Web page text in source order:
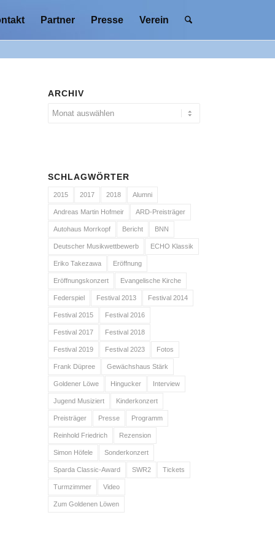
Partner Presse Verein
ARCHIV
SCHLAGWÖRTER
2015 2017 2018 Alumni
Andreas Martin Hofmeir ARD-Preisträger
Autohaus Morrkopf Bericht BNN
Deutscher Musikwettbewerb ECHO Klassik
Eriko Takezawa Eröffnung
Eröffnungskonzert Evangelische Kirche
Federspiel Festival 2013 Festival 2014
Festival 2015 Festival 2016
Festival 2017 Festival 2018
Festival 2019 Festival 2023 Fotos
Frank Düpree Gewächshaus Stärk
Goldener Löwe Hingucker Interview
Jugend Musiziert Kinderkonzert
Preisträger Presse Programm
Reinhold Friedrich Rezension
Simon Höfele Sonderkonzert
Sparda Classic-Award SWR2 Tickets
Turmzimmer Video
Zum Goldenen Löwen